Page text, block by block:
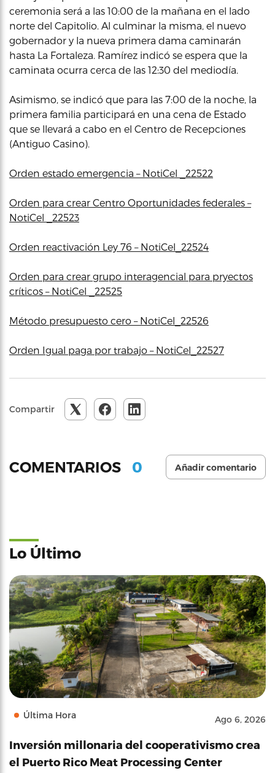
ceremonia será a las 10:00 de la mañana en el lado
norte del Capitolio. Al culminar la misma, el nuevo
gobernador y la nueva primera dama caminarán
hasta La Fortaleza. Ramírez indicó se espera que la
caminata ocurra cerca de las 12:30 del mediodía.
Asimismo, se indicó que para las 7:00 de la noche, la
primera familia participará en una cena de Estado
que se llevará a cabo en el Centro de Recepciones
(Antiguo Casino).
Orden estado emergencia – NotiCel _22522
Orden para crear Centro Oportunidades federales –
NotiCel _22523
Orden reactivación Ley 76 – NotiCel_22524
Orden para crear grupo interagencial para pryectos
críticos – NotiCel _22525
Método presupuesto cero – NotiCel_22526
Orden Igual paga por trabajo – NotiCel_22527
Compartir
COMENTARIOS 0 Añadir comentario
Lo Último
Última Hora Ago 6, 2026
Inversión millonaria del cooperativismo crea
el Puerto Rico Meat Processing Center